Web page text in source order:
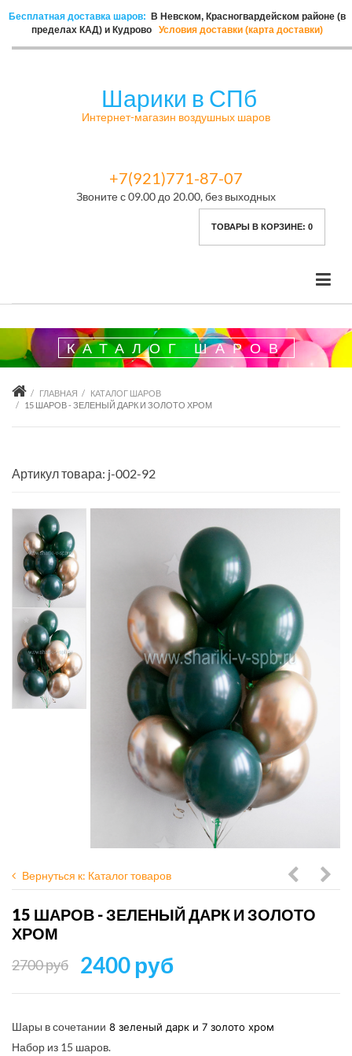
Бесплатная доставка шаров:
В Невском, Красногвардейском районе (в
пределах КАД) и Кудрово
Условия доставки (карта доставки)
Шарики в СПб
Интернет-магазин воздушных шаров
+7(921)771-87-07
Звоните с 09.00 до 20.00, без выходных
ТОВАРЫ В КОРЗИНЕ: 0
КАТАЛОГ ШАРОВ
ГЛАВНАЯ
КАТАЛОГ ШАРОВ
15 ШАРОВ - ЗЕЛЕНЫЙ ДАРК И ЗОЛОТО ХРОМ
Артикул товара: j-002-92
Вернуться к: Каталог товаров
черные,
и
15 ШАРОВ - ЗЕЛЕНЫЙ ДАРК И ЗОЛОТО
ХРОМ
2700 руб 2400 руб
Шары в сочетании 8 зеленый дарк и 7 золото хром
Набор из 15 шаров.